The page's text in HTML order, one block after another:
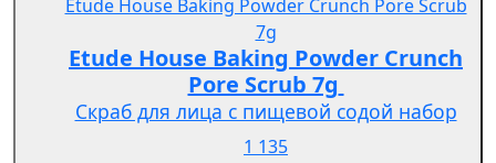
Etude House Baking Powder Crunch
Pore Scrub 7g
Скраб для лица с пищевой содой набор
1 135